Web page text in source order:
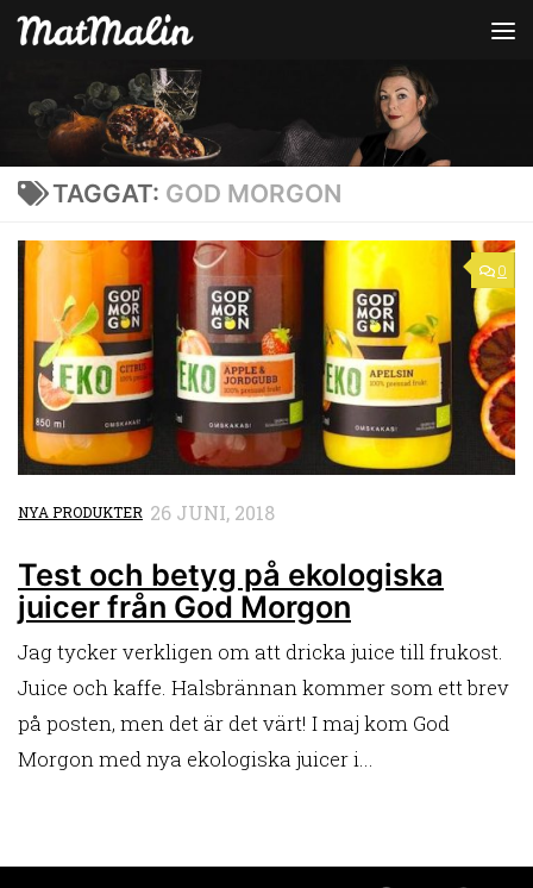
Hoppa till innehåll
TAGGAT: GOD MORGON
0
NYA PRODUKTER 26 JUNI, 2018
Test och betyg på ekologiska
juicer från God Morgon
Jag tycker verkligen om att dricka juice till frukost.
Juice och kaffe. Halsbrännan kommer som ett brev
på posten, men det är det värt! I maj kom God
Morgon med nya ekologiska juicer i...